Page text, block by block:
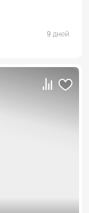
9 дней